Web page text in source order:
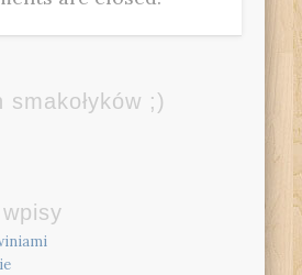
smakołyków ;)